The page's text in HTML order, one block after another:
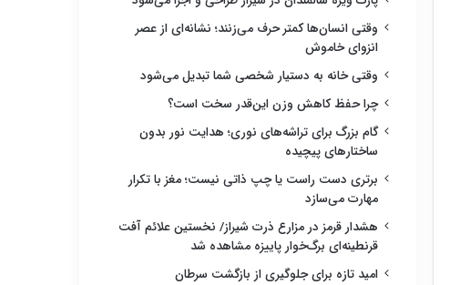
وقتی انسان‌ها کمتر حرف می‌زنند؛ نشانه‌ای از عصر
انزوای خاموش
وقتی خانه به دستیار شخصی شما تبدیل می‌شود
چرا حفظ کاهش وزن این‌قدر سخت است؟
گام بزرگ برای تراشه‌های نوری؛ هدایت نور بدون
ساختارهای پیچیده
برتری دست راست یا چپ ذاتی نیست؛ مغز با تکرار
مهارت می‌سازد
هشدار قرمز در مزارع ذرت شیراز/ نخستین علائم آفت
قرنطینه‌ای برگ‌خوار پاییزه مشاهده شد
امید تازه برای جلوگیری از بازگشت سرطان